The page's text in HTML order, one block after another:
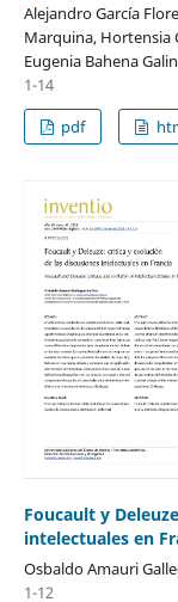
Alejandro García
Marquina, Hortensia
Eugenia Bahena
1-14
pdf
Foucault y
intelectuales en
Osbaldo Amauri
1-12